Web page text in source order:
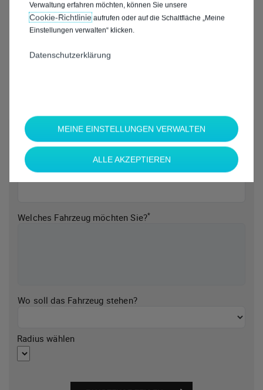
Welche Marke möchten Sie?*
Welches Fahrzeug möchten Sie?*
Wo soll das Fahrzeug stehen?
Radius wählen
Verwaltung erfahren möchten, können Sie unsere
Cookie‑Richtlinieaufrufen oder auf die Schaltfläche „Meine
Einstellungen verwalten“ klicken.
Datenschutzerklärung
MEINE EINSTELLUNGEN VERWALTEN
ALLE AKZEPTIEREN